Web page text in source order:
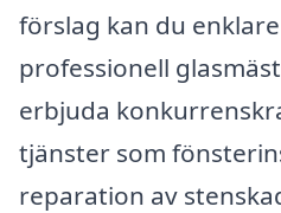
förslag kan du
professionell
erbjuda
tjänster som
reparation av